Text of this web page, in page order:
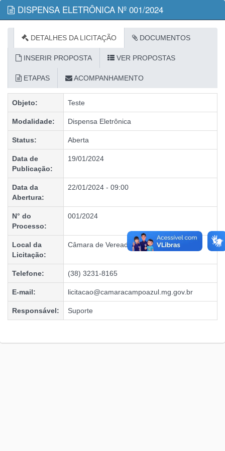
DISPENSA ELETRÔNICA Nº 001/2024
DETALHES DA LICITAÇÃO DOCUMENTOS
INSERIR PROPOSTA VER PROPOSTAS
ETAPAS ACOMPANHAMENTO
Objeto: Teste
Modalidade: Dispensa Eletrônica
Status: Aberta
Data de
Publicação:
19/01/2024
Data da
Abertura:
22/01/2024 - 09:00
N° do
Processo:
001/2024
Local da
Licitação:
Câmara de Vereadores de Campo Azul
Telefone: (38) 3231-8165
E-mail: licitacao@camaracampoazul.mg.gov.br
Responsável: Suporte